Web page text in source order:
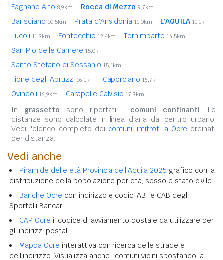
Fagnano Alto 8,9km Rocca di Mezzo 9,7km
Barisciano 10,5km Prata d'Ansidonia 11,0km L'AQUILA 11,1km
Lucoli 11,3km Fontecchio 12,4km Tornimparte 14,5km
San Pio delle Camere 15,0km
Santo Stefano di Sessanio 15,4km
Tione degli Abruzzi 16,1km Caporciano 16,7km
Ovindoli 16,9km Carapelle Calvisio 17,3km
In grassetto sono riportati i comuni confinanti. Le
distanze sono calcolate in linea d'aria dal centro urbano.
Vedi l'elenco completo dei comuni limitrofi a Ocre ordinati
per distanza.
Vedi anche
Piramide delle età Provincia dell'Aquila 2025 grafico con la
distribuzione della popolazione per età, sesso e stato civile.
Banche Ocre con indirizzo e codici ABI e CAB degli
Sportelli Bancari.
CAP Ocre il codice di avviamento postale da utilizzare per
gli indirizzi postali.
Mappa Ocre interattiva con ricerca delle strade e
dell'indirizzo. Visualizza anche i comuni vicini spostando la